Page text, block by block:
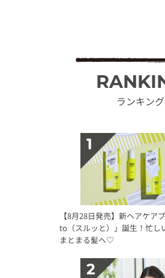
ランキング
【8月28日発売】新ヘアケア
to（スルッと）」誕生！忙し
まとまる髪へ♡